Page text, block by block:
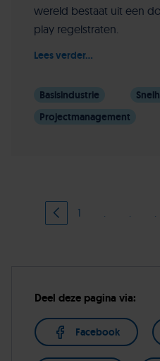
wereld bestaat uit een
play regelstraten.
Lees verder...
Basisindustrie
Projectmanagement
1 . . .
Deel deze pagina via:
Facebook